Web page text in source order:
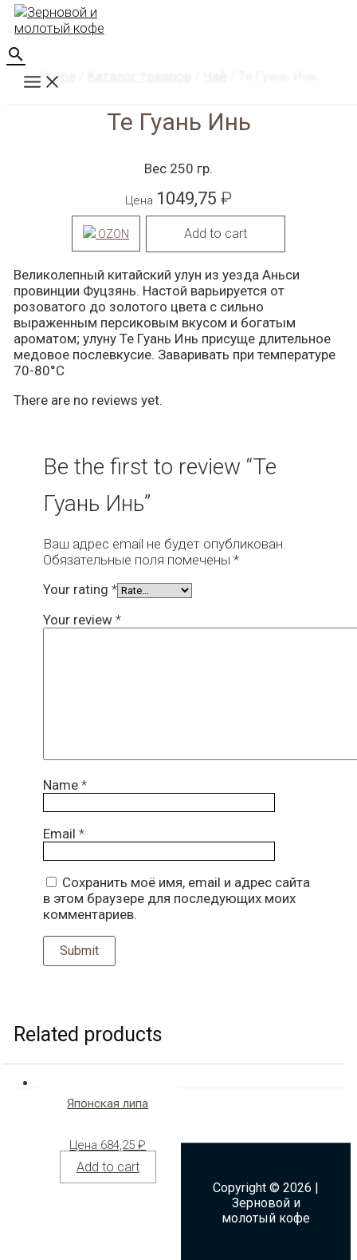
Перейти
содержимому
Поиск
Main
Menu
Home
Те Гуань Инь
Вес 250 гр.
Цена 1049,75 ₽
OZON Add to cart
Великолепный китайский улун из уезда Аньси
провинции Фуцзянь. Настой варьируется от
розоватого до золотого цвета с сильно
выраженным персиковым вкусом и богатым
ароматом; улуну Те Гуань Инь присуще длительное
медовое послевкусие. Заваривать при температуре
70-80°C
There are no reviews yet.
Be the first to review “Те
Гуань Инь”
Ваш адрес email не будет опубликован.
Обязательные поля помечены *
Your rating *
Your review *
Name *
Email *
Сохранить моё имя, email и адрес сайта
в этом браузере для последующих моих
комментариев.
Related products
Японская липа
Цена 684,25₽
Add to cart
Copyright © 2026 |
Зерновой и
молотый кофе